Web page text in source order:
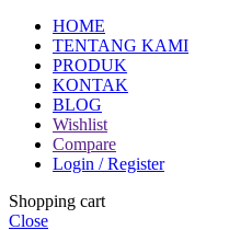
HOME
TENTANG KAMI
PRODUK
KONTAK
BLOG
Wishlist
Compare
Login / Register
Shopping cart
Close